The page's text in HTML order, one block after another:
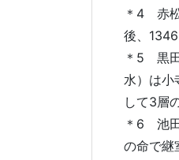
＊4 赤
後、
＊5 黒
水）は小
して3層
＊6 池
の命で継